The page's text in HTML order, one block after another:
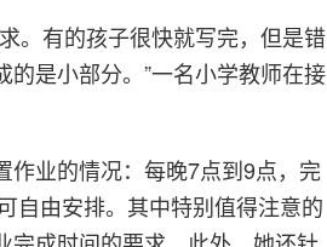
。有的孩子很快就写完，但是错
是小部分。”一名小学教师在接
作业的情况：每晚7点到9点，完
自由安排。其中特别值得注意的